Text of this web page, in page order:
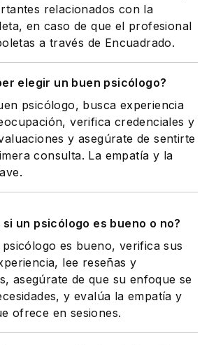
relacionados con la
en caso de que el profesional
a través de Encuadrado.
elegir un buen psicólogo?
psicólogo, busca experiencia
verifica credenciales y
y asegúrate de sentirte
consulta. La empatía y la
si un psicólogo es bueno o no?
es bueno, verifica sus
lee reseñas y
asegúrate de que su enfoque se
y evalúa la empatía y
ofrece en sesiones.